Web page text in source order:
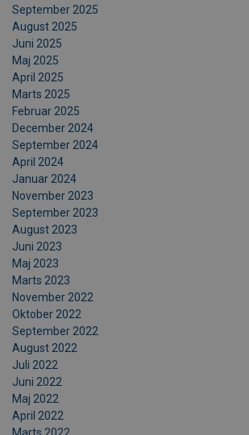
September 2025
August 2025
Juni 2025
Maj 2025
April 2025
Marts 2025
Februar 2025
December 2024
September 2024
April 2024
Januar 2024
November 2023
September 2023
August 2023
Juni 2023
Maj 2023
Marts 2023
November 2022
Oktober 2022
September 2022
August 2022
Juli 2022
Juni 2022
Maj 2022
April 2022